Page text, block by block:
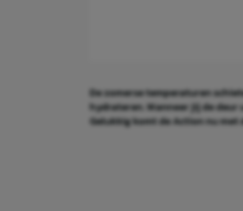
De zomerse temperaturen
hydrateren. Wanneer jij de
Gelukkig komt de Action nu